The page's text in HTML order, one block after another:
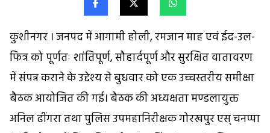
कुशीनगर । जनपद में आगामी होली, रमजान माह एवं ईद-उल-
फित्र को पूर्णतः शांतिपूर्ण, सौहार्दपूर्ण और सुरक्षित वातावरण
में संपन्न कराने के उद्देश्य से बुधवार को एक उच्चस्तरीय समीक्षा
बैठक आयोजित की गई। बैठक की अध्यक्षता मण्डलायुक्त
अनिल ढींगरा तथा पुलिस उपमहानिरीक्षक गोरखपुर एस् चनप्पा